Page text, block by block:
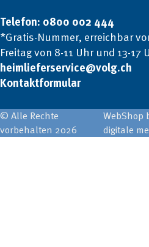
Telefon: 0800 002 444
*Gratis-Nummer, erreichbar
Freitag von 8-11 Uhr und 13-17
heimlieferservice@volg.ch
Kontaktformular
© Alle Rechte
vorbehalten 2026
WebShop
digitale